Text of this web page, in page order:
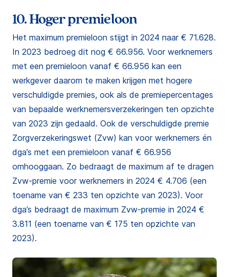
10. Hoger premieloon
Het maximum premieloon stijgt in 2024 naar € 71.628.
In 2023 bedroeg dit nog € 66.956. Voor werknemers
met een premieloon vanaf € 66.956 kan een
werkgever daarom te maken krijgen met hogere
verschuldigde premies, ook als de premiepercentages
van bepaalde werknemersverzekeringen ten opzichte
van 2023 zijn gedaald. Ook de verschuldigde premie
Zorgverzekeringswet (Zvw) kan voor werknemers én
dga’s met een premieloon vanaf € 66.956
omhooggaan. Zo bedraagt de maximum af te dragen
Zvw-premie voor werknemers in 2024 € 4.706 (een
toename van € 233 ten opzichte van 2023). Voor
dga’s bedraagt de maximum Zvw-premie in 2024 €
3.811 (een toename van € 175 ten opzichte van
2023).